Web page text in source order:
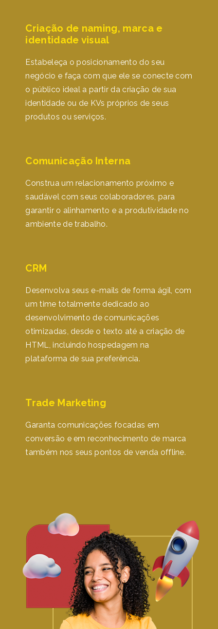
Criação de naming, marca e
identidade visual
Estabeleça o posicionamento do seu
negócio e faça com que ele se conecte com
o público ideal a partir da criação de sua
identidade ou de KVs próprios de seus
produtos ou serviços.
Comunicação Interna
Construa um relacionamento próximo e
saudável com seus colaboradores, para
garantir o alinhamento e a produtividade no
ambiente de trabalho.
CRM
Desenvolva seus e-mails de forma ágil, com
um time totalmente dedicado ao
desenvolvimento de comunicações
otimizadas, desde o texto até a criação de
HTML, incluindo hospedagem na
plataforma de sua preferência.
Trade Marketing
Garanta comunicações focadas em
conversão e em reconhecimento de marca
também nos seus pontos de venda offline.